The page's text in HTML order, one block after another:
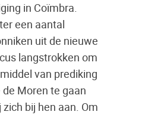
in Coïmbra.
een aantal
uit de nieuwe
langstrokken om
van prediking
Moren te gaan
bij hen aan. Om